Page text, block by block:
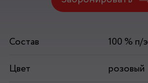
Состав
100 % п/э
Цвет
розовый